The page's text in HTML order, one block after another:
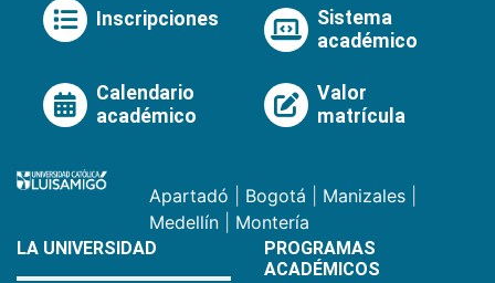
Inscripciones
Sistema
académico
Calendario
académico
Valor
matrícula
Apartadó Bogotá Manizales
Medellín
Montería
LA UNIVERSIDAD
PROGRAMAS
ACADÉMICOS